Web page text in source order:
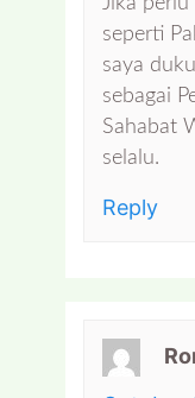
seperti
saya
sebagai
Sahabat
selalu.
Reply